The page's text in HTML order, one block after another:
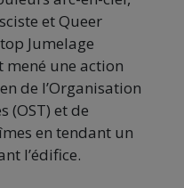
et Queer
Jumelage
mené une action
de l’Organisation
(OST) et de
en tendant un
l’édifice.